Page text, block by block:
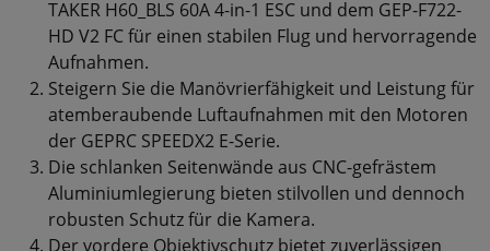
TAKER H60_BLS 60A 4-in-1 ESC und dem GEP-F722-
HD V2 FC für einen stabilen Flug und hervorragende
Aufnahmen.
Steigern Sie die Manövrierfähigkeit und Leistung für
atemberaubende Luftaufnahmen mit den Motoren
der GEPRC SPEEDX2 E-Serie.
Die schlanken Seitenwände aus CNC-gefrästem
Aluminiumlegierung bieten stilvollen und dennoch
robusten Schutz für die Kamera.
Der vordere Objektivschutz bietet zuverlässigen